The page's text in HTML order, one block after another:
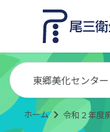
東郷美化センター
ホーム 令和２年度